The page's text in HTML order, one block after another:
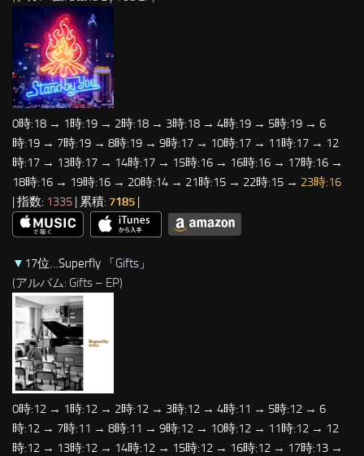
0時:18 → 1時:19 → 2時:18 → 3時:18 → 4時:19 → 5時:19 → 6
時:19 → 7時:19 → 8時:19 → 9時:17 → 10時:17 → 11時:17 → 12
時:17 → 13時:17 → 14時:17 → 15時:16 → 16時:16 → 17時:16 →
18時:16 → 19時:16 → 20時:14 → 21時:15 → 22時:15 → 23時:16
| 指数: 1335 | 累積: 7185 |
▼ 17位…Superfly 「 Gifts 」
(アルバム: Gifts – EP)
0時:12 → 1時:12 → 2時:12 → 3時:12 → 4時:11 → 5時:12 → 6
時:12 → 7時:11 → 8時:11 → 9時:12 → 10時:12 → 11時:12 → 12
時:12 → 13時:12 → 14時:12 → 15時:12 → 16時:12 → 17時:13 →